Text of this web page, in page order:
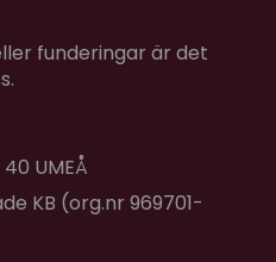
funderingar är det
UMEÅ
KB (org.nr 969701-